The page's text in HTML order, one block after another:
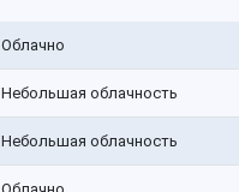
Облачно
Небольшая облачность
Небольшая облачность